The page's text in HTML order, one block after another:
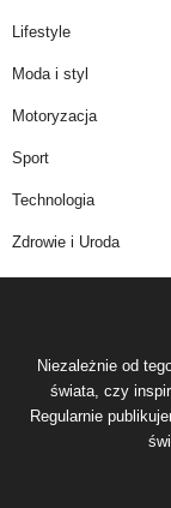
Lifestyle
Moda i styl
Motoryzacja
Sport
Technologia
Zdrowie i Uroda
Niezależnie od
świata, czy
Regularnie